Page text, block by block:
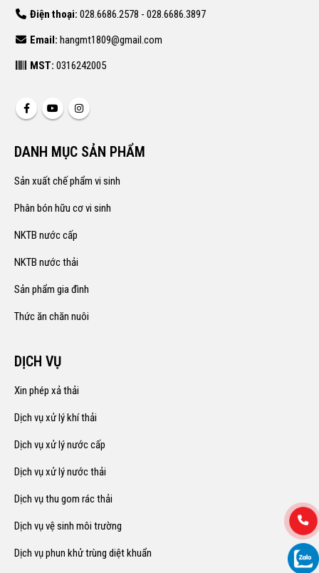
Điện thoại: 028.6686.2578 - 028.6686.3897
Email: hangmt1809@gmail.com
MST: 0316242005
DANH MỤC SẢN PHẨM
Sản xuất chế phẩm vi sinh
Phân bón hữu cơ vi sinh
NKTB nước cấp
NKTB nước thải
Sản phẩm gia đình
Thức ăn chăn nuôi
DỊCH VỤ
Xin phép xả thải
Dịch vụ xử lý khí thải
Dịch vụ xử lý nước cấp
Dịch vụ xử lý nước thải
Dịch vụ thu gom rác thải
Dịch vụ vệ sinh môi trường
Dịch vụ phun khử trùng diệt khuẩn